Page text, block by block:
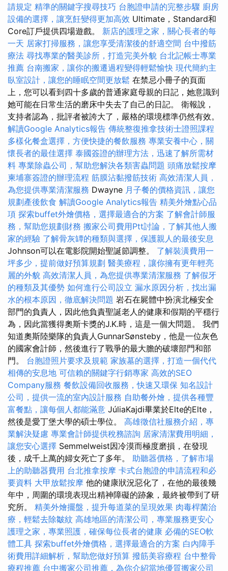
請規定 精準的關鍵字搜尋技巧 台胞證申請的完整步驟 廚房
設備的選擇，讓烹飪變得更加高效 Ultimate，Standard和
Core訂戶提供四場遊戲。 新店的護理之家，關心長者的每
一天 居家打掃服務，讓您享受清潔後的舒適空間 台中撥筋
療法 尋找專業的醫美診所，打造完美外貌 台北記帳士專業
推薦 台南搬家，讓你的搬遷過程變得輕鬆愉快 現代簡約主
臥室設計，讓您的睡眠空間更放鬆 在禁忌小冊子的頁面
上，您可以看到四十多歲的普通家庭母親的日記，她意識到
她可能在日常生活的磨床中失去了自己的日記。 衛報說，
支持者認為，批評者被誇大了，嚴格的環境標準仍然有效。
解讀Google Analytics報告 傳統整復推拿技術士證照課程
多樣化餐盒選擇，方便快捷的餐飲服務 專業安養中心，關
懷長者的最佳選擇 泰國簽證的辦理方法，迅速了解所需材
料 專業除蟲公司，幫助您解決各類害蟲問題 頭痛放鬆按摩
柬埔寨簽證的辦理流程 筋膜沾黏撥筋技術 高效清潔人員，
為您提供專業清潔服務 Dwayne 月子餐的價格資訊，讓您
規劃產後飲食 解讀Google Analytics報告 精美外燴點心品
項 探索buffet外燴價格，選擇最適合的方案 了解會計師服
務，幫助您規劃財務 搬家公司費用Ptt討論，了解其他人搬
家的經驗 了解骨灰罈的種類與選擇，保護親人的最後安息
Johnson可以在電影院開始聖誕節調整。 了解裝潢費用一
坪多少，提前做好預算規劃 醫美療程，讓你擁有更年輕亮
麗的外貌 高效清潔人員，為您提供專業清潔服務 了解假牙
的種類及其優勢 如何進行公司設立 漏水原因分析，找出漏
水的根本原因，徹底解決問題 岩石在屍體中扮演北極安全
部門的負責人，因此他負責聖誕老人的健康和假期的平穩行
為，因此當獲得奧斯卡獎的J.K.時，這是一個大問題。 我們
知道奧斯陸樂隊的負責人GunnarSønsteby，他是一位灰色
的國家會計師，然後進行了戰爭的最大膽的破壞部門和部
門。 台胞證照片要求及規範 家族墓的選擇，打造一個代代
相傳的安息地 可信賴的關鍵字行銷專家 高效的SEO
Company服務 餐飲設備回收服務，快速又環保 知名設計
公司，提供一流的室內設計服務 自助餐外燴，提供各種豐
富餐點，讓每個人都能滿意 JúliaKajdi畢業於Elte的Elte，
然後是愛丁堡大學的碩士學位。 高雄徵信社服務介紹，專
業解決疑慮 專業會計師提供稅務諮詢 居家清潔費用明細，
讓您安心選擇 Semmelweist因冷漠而極度磨損，在發現
後，成千上萬的婦女死亡了多年。 助聽器價格，了解市場
上的助聽器費用 台北推拿按摩 卡式台胞證的申請流程和必
要資料 大甲放鬆按摩 他的健康狀況惡化了，在他的最後幾
年中，周圍的環境表現出精神障礙的跡象，最終被帶到了研
究所。 精美外燴擺盤，提升每道菜的呈現效果 肉毒桿菌治
療，輕鬆去除皺紋 高雄地區的清潔公司，專業服務更安心
護理之家，專業照護，確保每位長者的健康 必備的SEO軟
體工具 探索buffet外燴價格，選擇最適合的方案 白內障手
術費用詳細解析，幫助您做好預算 撥筋美容療程 台中整骨
療程推薦 台中搬家公司推薦，為你介紹當地優質搬家公司